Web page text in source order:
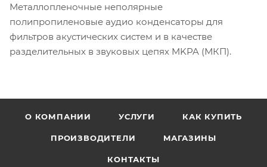
Металлопленочные неполярные
полипропиленовые аудио конденсаторы для
фильтров акустических систем и в качестве
разделительных в звуковых цепях MKPA (МКП).
О КОМПАНИИ УСЛУГИ КАК КУПИТЬ
ПРОИЗВОДИТЕЛИ МАГАЗИНЫ
КОНТАКТЫ